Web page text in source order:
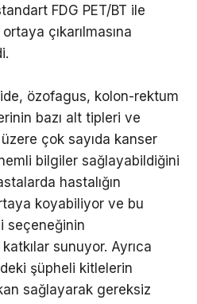
FDG PET/BT ile
çıkarılmasına
özofagus, kolon-rektum
bazı alt tipleri ve
çok sayıda kanser
bilgiler sağlayabildiğini
hastalığın
koyabiliyor ve bu
seçeneğinin
sunuyor. Ayrıca
şüpheli kitlelerin
sağlayarak gereksiz